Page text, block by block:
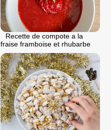
Recette de compote a la
fraise framboise et rhubarbe